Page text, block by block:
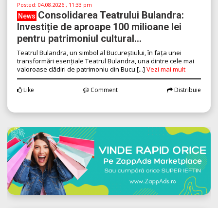
Posted: 04.08.2026 , 11:33 pm
News Consolidarea Teatrului Bulandra:
Investiție de aproape 100 milioane lei
pentru patrimoniul cultural...
Teatrul Bulandra, un simbol al Bucureștiului, în fața unei
transformări esențiale Teatrul Bulandra, una dintre cele mai
valoroase clădiri de patrimoniu din Bucu [...] Vezi mai mult
Like Comment Distribuie